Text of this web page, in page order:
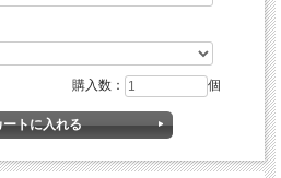
購入数： 個